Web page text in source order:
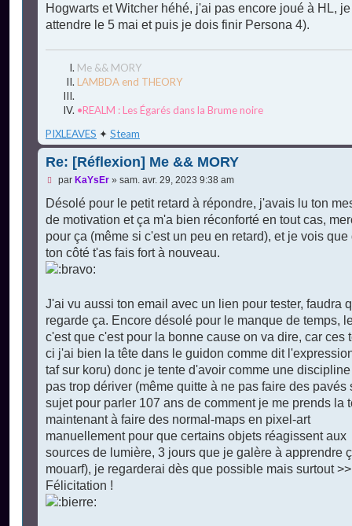
Hogwarts et Witcher héhé, j'ai pas encore joué à HL,
attendre le 5 mai et puis je dois finir Persona 4).
Me && MORY
LAMBDA end THEORY
•REALM : Les Égarés dans la Brume noire
PIXLEAVES ✦ Steam
Re: [Réflexion] Me && MORY
M
s
a
g
n
o
u
par KaYsEr» sam. avr. 29, 2023 9:38 am
Désolé pour le petit retard à répondre, j'avais lu ton
de motivation et ça m'a bien réconforté en tout cas,
pour ça (même si c'est un peu en retard), et je vois que
ton côté t'as fais fort à nouveau.
J'ai vu aussi ton email avec un lien pour tester, faudra
regarde ça. Encore désolé pour le manque de temps,
c'est que c'est pour la bonne cause on va dire, car ces
ci j'ai bien la tête dans le guidon comme dit
taf sur koru) donc je tente d'avoir comme une
pas trop dériver (même quitte à ne pas faire des pavés
sujet pour parler 107 ans de comment je me prends la
maintenant à faire des normal-maps en pixel-art
manuellement pour que certains objets réagissent aux
sources de lumière, 3 jours que je galère à apprendre
mouarf), je regarderai dès que possible mais surtout >>
Félicitation !